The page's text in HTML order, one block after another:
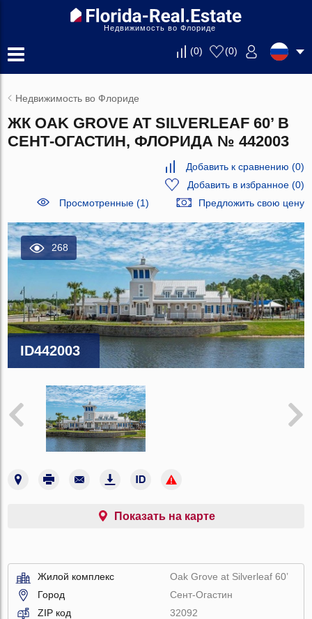
Недвижимость во Флориде
(0) (0)
Недвижимость во Флориде
ЖК OAK GROVE AT SILVERLEAF 60’ В
СЕНТ-ОГАСТИН, ФЛОРИДА № 442003
Добавить к сравнению (0)
Добавить в избранное(0)
Просмотренные (1)
Предложить свою цену
268
ID442003
Показать на карте
Жилой комплекс
Oak Grove at Silverleaf 60’
Город
Сент-Огастин
ZIP код
32092